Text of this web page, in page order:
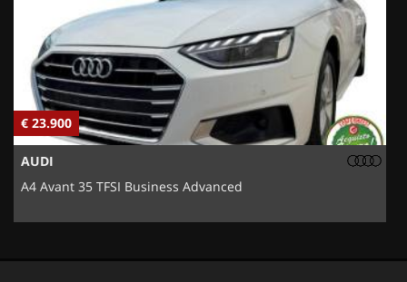
€ 9.250
FIAT
500X 1.3 MultiJet 95 CV Pop Star